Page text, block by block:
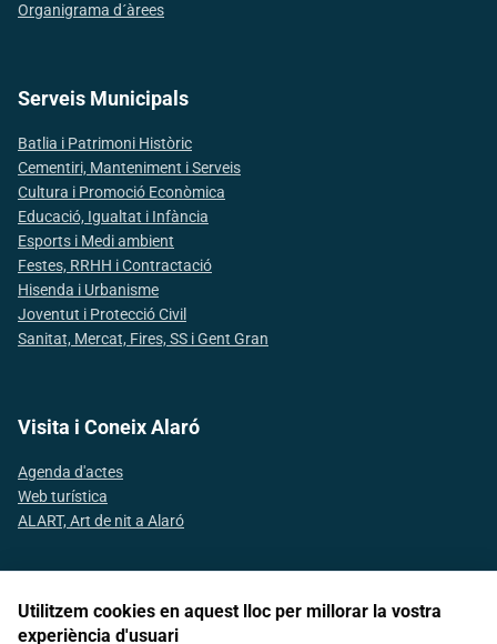
Organigrama d´àrees
Serveis Municipals
Batlia i Patrimoni Històric
Cementiri, Manteniment i Serveis
Cultura i Promoció Econòmica
Educació, Igualtat i Infància
Esports i Medi ambient
Festes, RRHH i Contractació
Hisenda i Urbanisme
Joventut i Protecció Civil
Sanitat, Mercat, Fires, SS i Gent Gran
Visita i Coneix Alaró
Agenda d'actes
Web turística
ALART, Art de nit a Alaró
Segueix-nos a les xarxes socials
Utilitzem cookies en aquest lloc per millorar la vostra
experiència d'usuari